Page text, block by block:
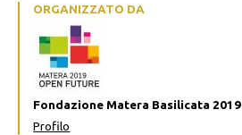
ORGANIZZATO DA
Fondazione Matera Basilicata 2019
Profilo